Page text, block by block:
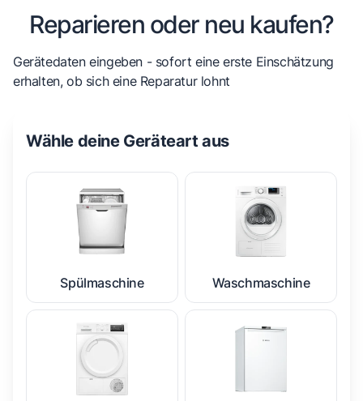
Reparieren oder neu kaufen?
Gerätedaten eingeben - sofort eine erste Einschätzung
erhalten, ob sich eine Reparatur lohnt
Wähle deine Geräteart aus
Spülmaschine Waschmaschine